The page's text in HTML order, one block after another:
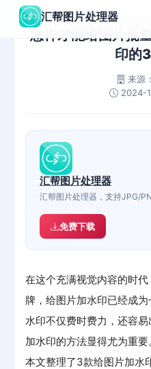
汇帮图片处理器
怎样才能给图片批
印的
来源：
2024-
汇帮图片处理器
汇帮图片处理器，支持JPG/
免费下载
在这个充满视觉内容的时
牌，给图片加水印已经成
水印不仅费时费力，还容
加水印的方法显得尤为重
本文整理了3款给图片加水